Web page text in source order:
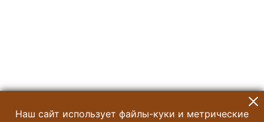
Наш сайт использует файлы-куки и метрические